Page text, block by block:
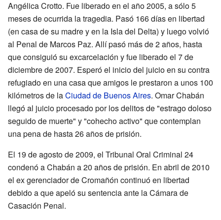
Angélica Crotto. Fue liberado en el año 2005, a sólo 5
meses de ocurrida la tragedia. Pasó 166 días en libertad
(en casa de su madre y en la Isla del Delta) y luego volvió
al Penal de Marcos Paz. Allí pasó más de 2 años, hasta
que consiguió su excarcelación y fue liberado el 7 de
diciembre de 2007. Esperó el inicio del juicio en su contra
refugiado en una casa que amigos le prestaron a unos 100
kilómetros de laCiudad de Buenos Aires. Omar Chabán
llegó al juicio procesado por los delitos de "estrago doloso
seguido de muerte" y "cohecho activo" que contemplan
una pena de hasta 26 años de prisión.
El 19 de agosto de 2009, el Tribunal Oral Criminal 24
condenó a Chabán a 20 años de prisión. En abril de 2010
el ex gerenciador de Cromañón continuó en libertad
debido a que apeló su sentencia ante la Cámara de
Casación Penal.